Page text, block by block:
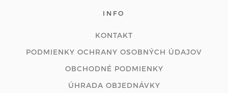
INFO
KONTAKT
PODMIENKY OCHRANY OSOBNÝCH ÚDAJOV
OBCHODNÉ PODMIENKY
ÚHRADA OBJEDNÁVKY